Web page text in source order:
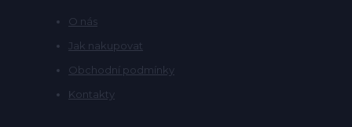
O nás
Jak nakupovat
Obchodní podmínky
Kontakty